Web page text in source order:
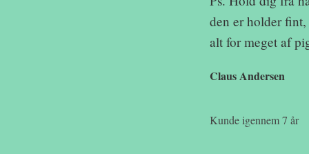
den er holder
alt for meget af
Claus Andersen
Kunde igennem 7 år